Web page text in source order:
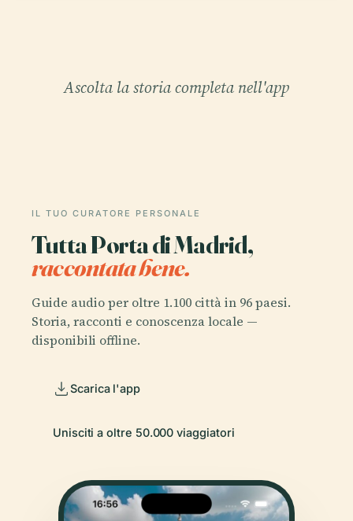
Ascolta la storia completa nell'app
IL TUO CURATORE PERSONALE
Tutta Porta di Madrid,
raccontata bene.
Guide audio per oltre 1.100 città in 96 paesi.
Storia, racconti e conoscenza locale —
disponibili offline.
Scarica l'app
Unisciti a oltre 50.000 viaggiatori